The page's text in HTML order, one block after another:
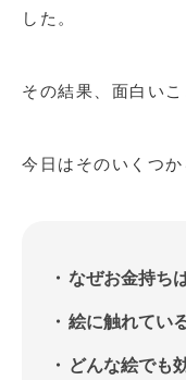
した。
その結果、面白いこ
今日はそのいくつ
なぜお金持ち
絵に触れてい
どんな絵でも